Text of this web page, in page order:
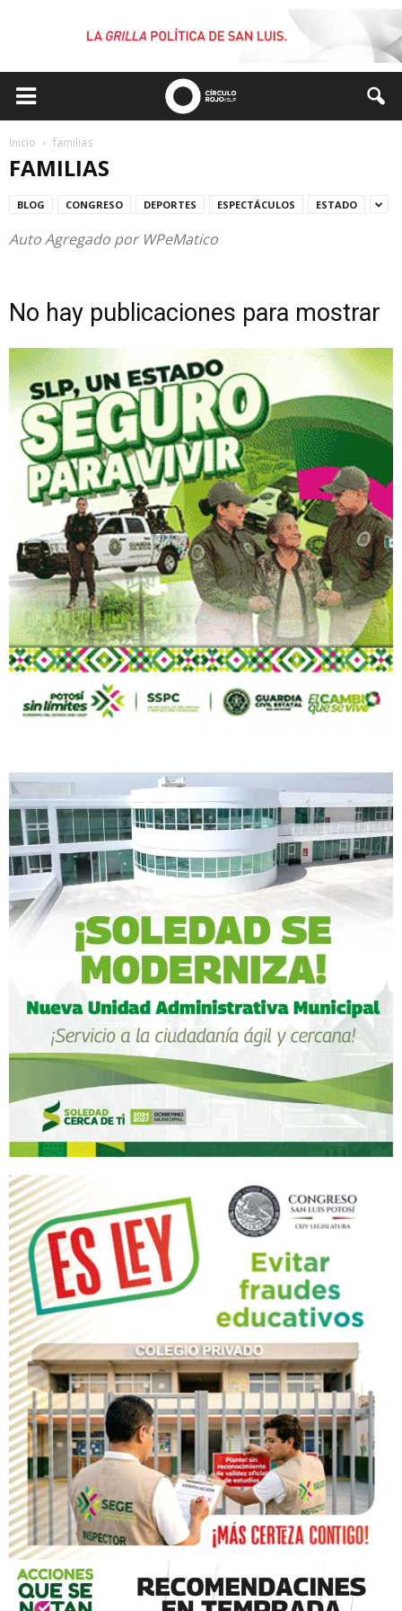
Inicio familias
FAMILIAS
BLOG CONGRESO DEPORTES ESPECTÁCULOS ESTADO
Auto Agregado por WPeMatico
No hay publicaciones para mostrar